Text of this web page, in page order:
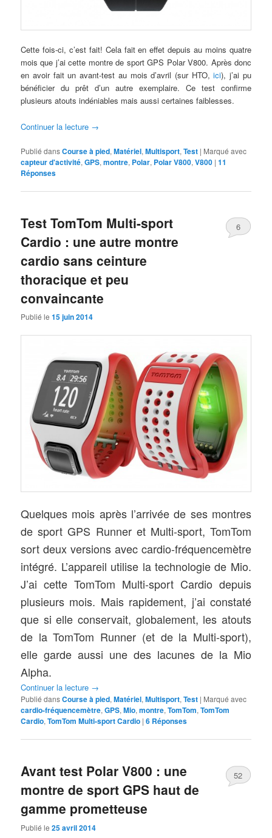
Cette fois-ci, c’est fait! Cela fait en effet depuis au moins quatre
mois que j’ai cette montre de sport GPS Polar V800. Après donc
en avoir fait un avant-test au mois d’avril (sur HTO,ici), j’ai pu
bénéficier du prêt d’un autre exemplaire. Ce test confirme
plusieurs atouts indéniables mais aussi certaines faiblesses.
Continuer la lecture →
Publié dansCourse à pied,Matériel,Multisport,Test | Marqué avec
capteur d'activité,GPS,montre, Polar, Polar V800,V800 |11
Réponses
Test TomTom Multi-sport
Cardio : une autre montre
cardio sans ceinture
thoracique et peu
convaincante
Publié le15 juin 2014
6
Quelques mois après l’arrivée de ses montres
de sport GPS Runner et Multi-sport, TomTom
sort deux versions avec cardio-fréquencemètre
intégré. L’appareil utilise la technologie de Mio.
J’ai cette TomTom Multi-sport Cardio depuis
plusieurs mois. Mais rapidement, j’ai constaté
que si elle conservait, globalement, les atouts
de la TomTom Runner (et de la Multi-sport),
elle garde aussi une des lacunes de la Mio
Alpha.
Continuer la lecture →
Publié dansCourse à pied,Matériel,Multisport,Test | Marqué avec
cardio-fréquencemètre,GPS,Mio,montre,TomTom,TomTom
Cardio,TomTom Multi-sport Cardio |6 Réponses
Avant test Polar V800 : une
montre de sport GPS haut de
gamme prometteuse
Publié le25 avril 2014
52